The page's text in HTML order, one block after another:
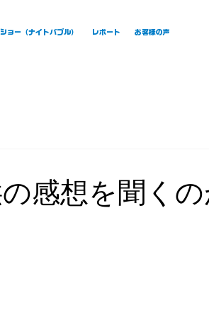
ョー（ナイトバブル） レポート お客様の声
感想を聞く